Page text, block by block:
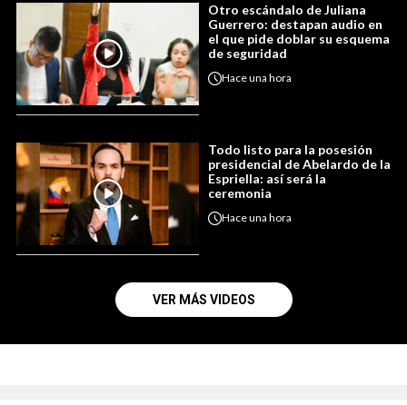
Otro escándalo de Juliana
Guerrero: destapan audio en
el que pide doblar su esquema
de seguridad
Haceuna hora
Todo listo para la posesión
presidencial de Abelardo de la
Espriella: así será la
ceremonia
Haceuna hora
VER MÁS VIDEOS